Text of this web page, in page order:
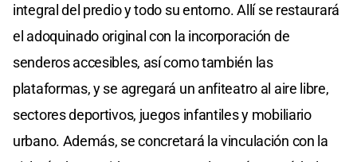
integral del predio y todo su entorno. Allí se restaurará
el adoquinado original con la incorporación de
senderos accesibles, así como también las
plataformas, y se agregará un anfiteatro al aire libre,
sectores deportivos, juegos infantiles y mobiliario
urbano. Además, se concretará la vinculación con la